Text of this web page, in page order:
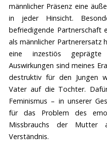
männlicher Präsenz eine
in jeder Hinsicht.
befriedigende Partnerschaft
als männlicher Partnerersatz
eine inzestiös geprägte
Auswirkungen sind meines
destruktiv für den Jungen
Vater auf die Tochter.
Feminismus – in unserer
für das Problem des
Missbrauchs der
Verständnis.